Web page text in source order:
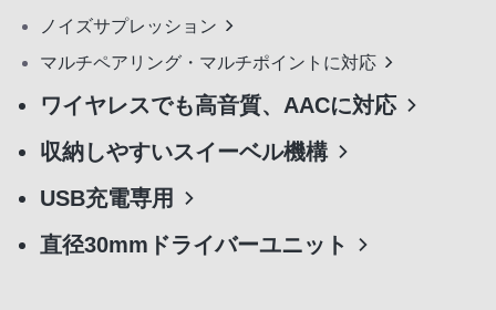
ノイズサプレッション
マルチペアリング・マルチポイントに対応
ワイヤレスでも高音質、AACに対応
収納しやすいスイーベル機構
USB充電専用
直径30mmドライバーユニット